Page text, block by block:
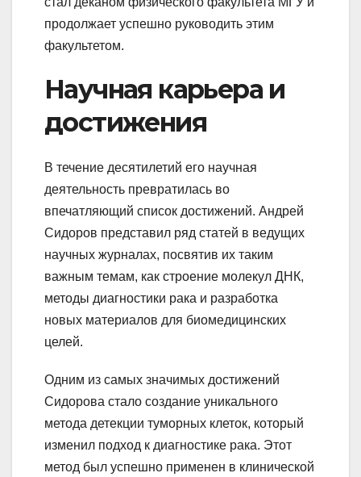
продолжает успешно руководить этим
факультетом.
Научная карьера и
достижения
В течение десятилетий его научная
деятельность превратилась во
впечатляющий список достижений. Андрей
Сидоров представил ряд статей в ведущих
научных журналах, посвятив их таким
важным темам, как строение молекул ДНК,
методы диагностики рака и разработка
новых материалов для биомедицинских
целей.
Одним из самых значимых достижений
Сидорова стало создание уникального
метода детекции туморных клеток, который
изменил подход к диагностике рака. Этот
метод был успешно применен в клинической